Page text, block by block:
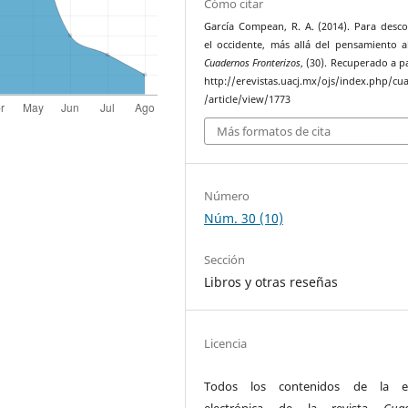
Cómo citar
García Compean, R. A. (2014). Para
el occidente, más allá del pensamiento
Cuadernos Fronterizos, (30). Recuperado a
http://erevistas.uacj.mx/ojs/index.php/
/article/view/1773
Más formatos de cita
Número
Núm. 30 (10)
Sección
Libros y otras reseñas
Licencia
Todos los contenidos de la